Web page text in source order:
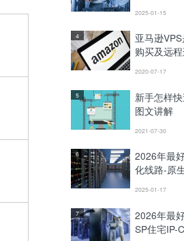
2025-01-15
4
亚马逊
购买及远
2020-07-17
5
新手怎样
图文讲解
2021-07-30
6
2026年最
化线路-原
2025-01-17
7
2026年最
SP住宅IP-